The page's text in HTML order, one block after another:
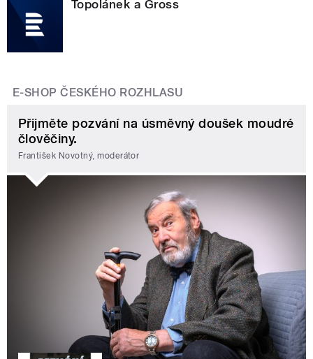
Topolánek a Gross
E-SHOP ČESKÉHO ROZHLASU
Přijměte pozvání na úsměvný doušek moudré
člověčiny.
František Novotný, moderátor